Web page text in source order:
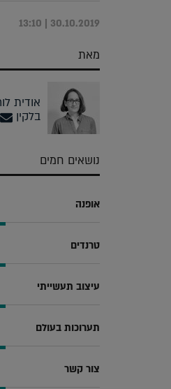
30.10.2019 | 13:10
מאת
אודית
בלקין
נושאים חמים
אופנה
טרנדים
עיצוב תעשייתי
תערוכות בעולם
צור קשר